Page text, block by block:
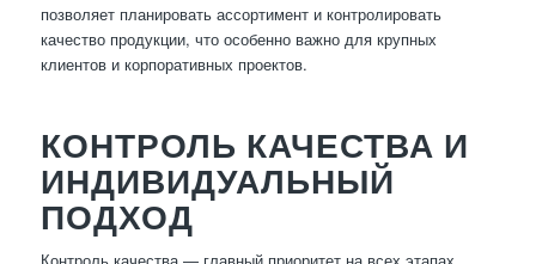
позволяет планировать ассортимент и контролировать
качество продукции, что особенно важно для крупных
клиентов и корпоративных проектов.
КОНТРОЛЬ КАЧЕСТВА И
ИНДИВИДУАЛЬНЫЙ
ПОДХОД